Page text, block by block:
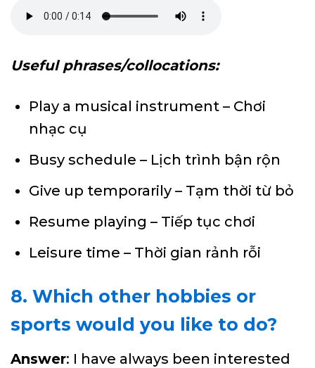
Useful phrases/collocations:
Play a musical instrument – Chơi
nhạc cụ
Busy schedule – Lịch trình bận rộn
Give up temporarily – Tạm thời từ bỏ
Resume playing – Tiếp tục chơi
Leisure time – Thời gian rảnh rỗi
8. Which other hobbies or
sports would you like to do?
Answer: I have always been interested